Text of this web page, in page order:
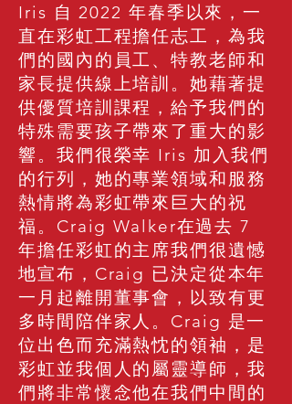
Iris 自 2022 年春季以來，一
直在彩虹工程擔任志工，為我
們的國內的員工、特教老師和
家長提供線上培訓。她藉著提
供優質培訓課程，給予我們的
特殊需要孩子帶來了重大的影
響。我們很榮幸 Iris 加入我們
的行列，她的專業領域和服務
熱情將為彩虹帶來巨大的祝
福。Craig Walker在過去 7
年擔任彩虹的主席我們很遺憾
地宣布，Craig 已決定從本年
一月起離開董事會，以致有更
多時間陪伴家人。Craig 是一
位出色而充滿熱忱的領袖，是
彩虹並我個人的屬靈導師，我
們將非常懷念他在我們中間的